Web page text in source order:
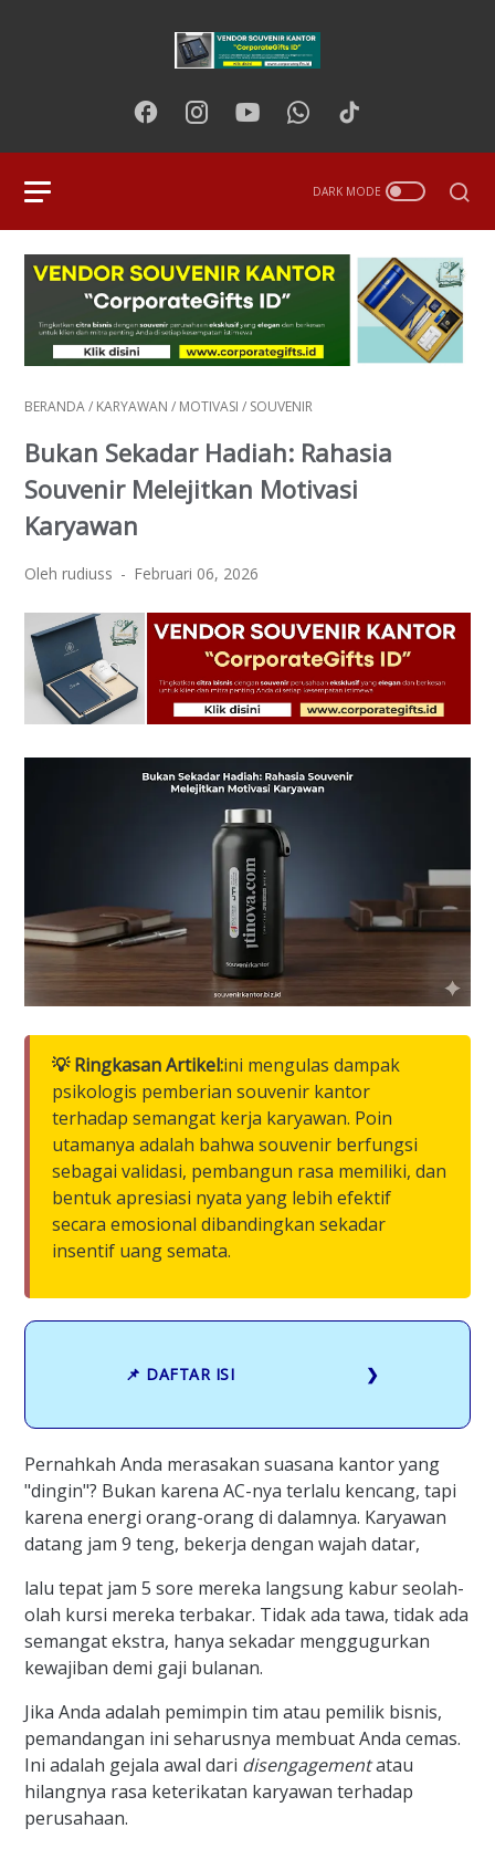
BERANDA/ KARYAWAN / MOTIVASI / SOUVENIR
Bukan Sekadar Hadiah: Rahasia
Souvenir Melejitkan Motivasi
Karyawan
Oleh rudiuss Februari 06, 2026
💡 Ringkasan Artikel:ini mengulas dampak
psikologis pemberian souvenir kantor
terhadap semangat kerja karyawan. Poin
utamanya adalah bahwa souvenir berfungsi
sebagai validasi, pembangun rasa memiliki, dan
bentuk apresiasi nyata yang lebih efektif
secara emosional dibandingkan sekadar
insentif uang semata.
📌 DAFTAR ISI
Pernahkah Anda merasakan suasana kantor yang
"dingin"? Bukan karena AC-nya terlalu kencang, tapi
karena energi orang-orang di dalamnya. Karyawan
datang jam 9 teng, bekerja dengan wajah datar,
lalu tepat jam 5 sore mereka langsung kabur seolah-
olah kursi mereka terbakar. Tidak ada tawa, tidak ada
semangat ekstra, hanya sekadar menggugurkan
kewajiban demi gaji bulanan.
Jika Anda adalah pemimpin tim atau pemilik bisnis,
pemandangan ini seharusnya membuat Anda cemas.
Ini adalah gejala awal dari disengagementatau
hilangnya rasa keterikatan karyawan terhadap
perusahaan.